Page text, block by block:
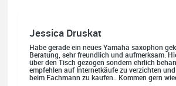
Habe gerade ein neues Yamaha saxophon
Beratung, sehr freundlich und aufmerksam.
über den Tisch gezogen sondern ehrlich
empfehlen auf Internetkäufe zu verzichten
beim Fachmann zu kaufen.. Kommen gern